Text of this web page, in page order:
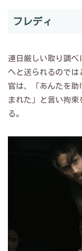
フレディ
連日厳しい取り調
へと送られるので
官は、「あんたを
まれた」と言い拘
る。